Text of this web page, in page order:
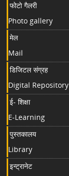
फोटो गैलरी
Photo gallery
मेल
Mail
डिजिटल संग्रह
Digital Repository
ई- शिक्षा
E-Learning
पुस्तकालय
Library
इन्ट्रानेट